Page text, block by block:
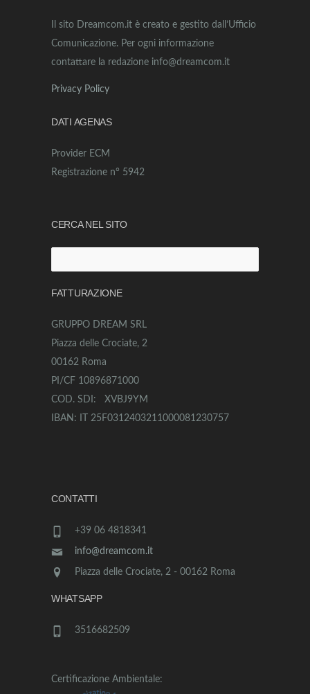
Il sito Dreamcom.it è creato e gestito dall’Ufficio
Comunicazione. Per ogni informazione
contattare la redazione info@dreamcom.it
Privacy Policy
DATI AGENAS
Provider ECM
Registrazione n° 5942
CERCA NEL SITO
per:
FATTURAZIONE
GRUPPO DREAM SRL
Piazza delle Crociate, 2
00162 Roma
PI/CF 10896871000
COD. SDI: XVBJ9YM
IBAN: IT 25F0312403211000081230757
CONTATTI
+39 06 4818341
info@dreamcom.it
Piazza delle Crociate, 2 - 00162 Roma
WHATSAPP
3516682509
Certificazione Ambientale: